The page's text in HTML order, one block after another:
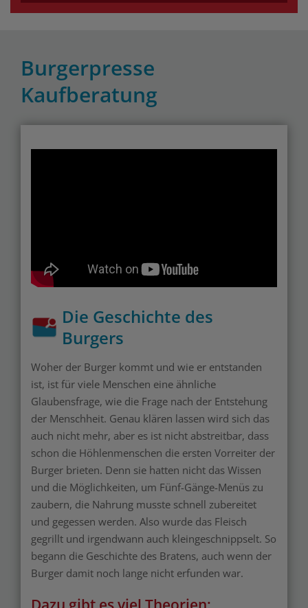
Burgerpresse
Kaufberatung
Die Geschichte des
Burgers
Woher der Burger kommt und wie er entstanden
ist, ist für viele Menschen eine ähnliche
Glaubensfrage, wie die Frage nach der Entstehung
der Menschheit. Genau klären lassen wird sich das
auch nicht mehr, aber es ist nicht abstreitbar, dass
schon die Höhlenmenschen die ersten Vorreiter der
Burger brieten. Denn sie hatten nicht das Wissen
und die Möglichkeiten, um Fünf-Gänge-Menüs zu
zaubern, die Nahrung musste schnell zubereitet
und gegessen werden. Also wurde das Fleisch
gegrillt und irgendwann auch kleingeschnippselt. So
begann die Geschichte des Bratens, auch wenn der
Burger damit noch lange nicht erfunden war.